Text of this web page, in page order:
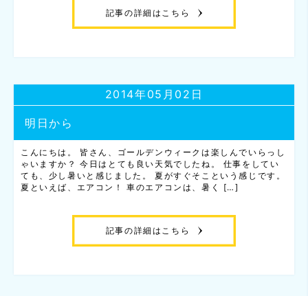
記事の詳細はこちら
明日から
2014年05月02日
こんにちは。 皆さん、ゴールデンウィークは楽しんでいらっし
ゃいますか？ 今日はとても良い天気でしたね。 仕事をしてい
ても、少し暑いと感じました。 夏がすぐそこという感じです。
夏といえば、エアコン！ 車のエアコンは、暑く […]
記事の詳細はこちら